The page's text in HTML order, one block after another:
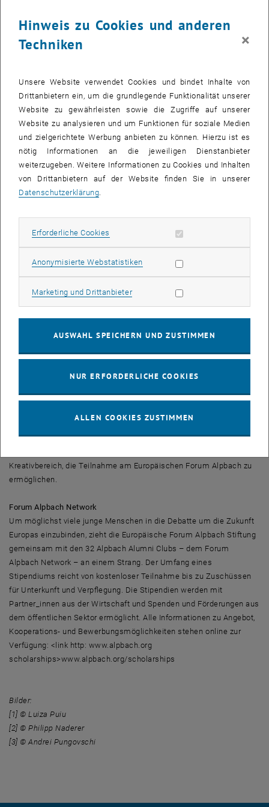
Stipendiat_innen 2016 über die Wirtschaft von morgen zu
Der US-Ökonom Jeffrey Sachs nahm sich Zeit, um mit Alpbach-
Rund 700 junge Menschen aus mehr als 70 Nationen tauchen jeden
Sommer beim Europäischen Forum Alpbach in ein einzigartiges
Umfeld neuer Ideen, Denkweisen und Kontakte ein. Heuer stehen 20
wissenschaftliche Seminare, geleitet von renommierten
Wissenschaftler_innen, und über 200 Plenardiskussionen und
Breakout Sessions zum Generalthema "Konflikt & Kooperation" am
Programm.
Bewusstsein für Demokratie stärken
Wissenschaftler_innen renommierter Universitäten und
erfolgreichen Unternehmer_innen auszutauschen, bereichert sowohl
"Wenn junge Menschen aus aller Welt zusammenkommen, um
Gepäck und einem gestärkten Bewusstsein für das gemeinsame
Forum Alpbach Stiftung.
www.alpbach.org scholarships>www.alpbach.org/scholarships
Stipendien. Ziel ist es, junge Menschen aus unterschiedlichen
Kreativbereich, die Teilnahme am Europäischen Forum Alpbach zu
ermöglichen.
Forum Alpbach Network
Um möglichst viele junge Menschen in die Debatte um die Zukunft
Europas einzubinden, zieht die Europäische Forum Alpbach Stiftung
gemeinsam mit den 32 Alpbach Alumni Clubs – dem Forum
Alpbach Network – an einem Strang. Der Umfang eines
Stipendiums reicht von kostenloser Teilnahme bis zu Zuschüssen
für Unterkunft und Verpflegung. Die Stipendien werden mit
Partner_innen aus der Wirtschaft und Spenden und Förderungen aus
dem öffentlichen Sektor ermöglicht. Alle Informationen zu Angebot,
Kooperations- und Bewerbungsmöglichkeiten stehen online zur
Verfügung: <link http: www.alpbach.org
scholarships>www.alpbach.org/scholarships
Bilder:
[1] © Luiza Puiu
[2] © Philipp Naderer
[3] © Andrei Pungovschi
Hinweis zu Cookies und anderen
Techniken
×
Unsere Website verwendet Cookies und bindet Inhalte von
Drittanbietern ein, um die grundlegende Funktionalität unserer
Website zu gewährleisten sowie die Zugriffe auf unserer
Website zu analysieren und um Funktionen für soziale Medien
und zielgerichtete Werbung anbieten zu können. Hierzu ist es
nötig Informationen an die jeweiligen Dienstanbieter
weiterzugeben. Weitere Informationen zu Cookies und Inhalten
von Drittanbietern auf der Website finden Sie in unserer
Datenschutzerklärung.
Erforderliche Cookies Erforderliche Cookies zulassen
Anonymisierte WebstatistikenStatistik Cookies zulassen
Marketing und DrittanbieterMarketing Cookies zulassen
AUSWAHL SPEICHERN UND ZUSTIMMEN
NUR ERFORDERLICHE COOKIES
ALLEN COOKIES ZUSTIMMEN